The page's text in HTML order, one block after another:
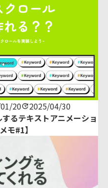
20
2025/04/30
るテキストアニメーショ
モ#1】